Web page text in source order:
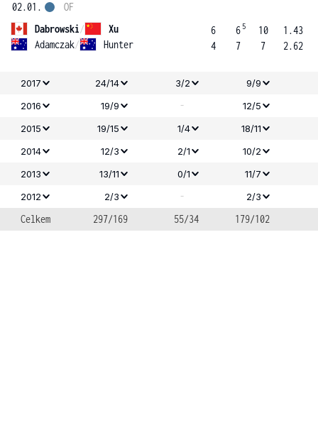
02.01.
Dabrowski/
Xu
Adamczak/ Hunter
OF
6
4
6 5
7
10
7
1.43
2.62
2017 24/14 3/2
9/9
2016
19/9 -
12/5
2015
19/15 1/4
18/11
2014
12/3 2/1
10/2
2013
13/11 0/1
11/7
2012
2/3 - 2/3
Celkem 297/169 55/34 179/102